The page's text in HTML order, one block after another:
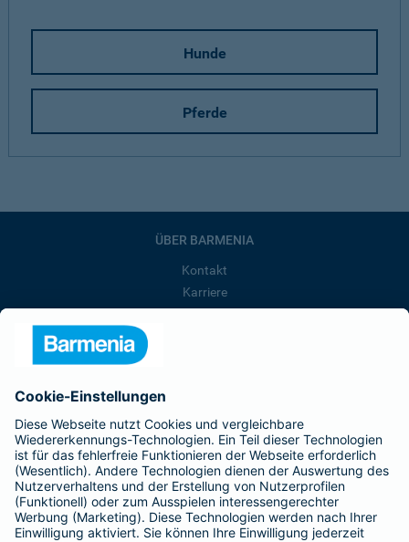
Hunde
Pferde
ÜBER BARMENIA
Kontakt
Karriere
Barmenia ist Teil der BarmeniaGothaer
BELIEBTE SEITEN
Kranken-Zusatzversicherung
Tierversicherungen
Haftpflichtversicherung
Hausratversicherung